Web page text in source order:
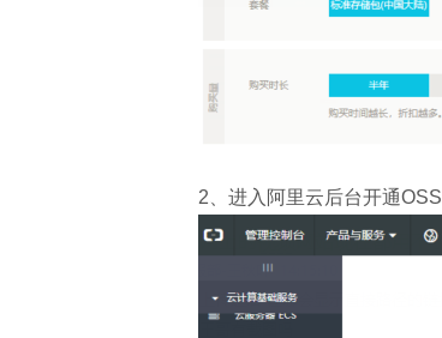
2、进入阿里云后台开通OSS